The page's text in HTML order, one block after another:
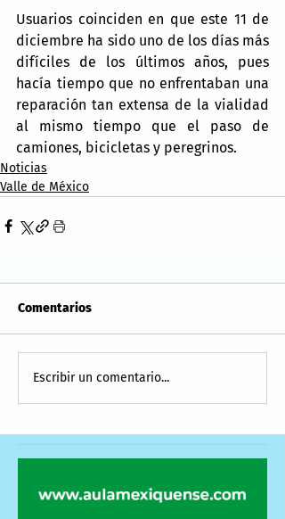
Usuarios coinciden en que este 11 de
diciembre ha sido uno de los días más
difíciles de los últimos años, pues
hacía tiempo que no enfrentaban una
reparación tan extensa de la vialidad
al mismo tiempo que el paso de
camiones, bicicletas y peregrinos.
Noticias
Valle de México
Comentarios
Escribir un comentario...